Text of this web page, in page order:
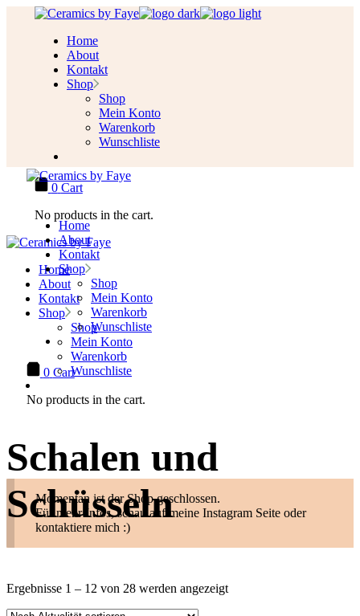
Home
About
Kontakt
Shop
Shop
Mein Konto
Warenkorb
Wunschliste
0 Cart
No products in the cart.
Home
About
Kontakt
Shop
Shop
Mein Konto
Warenkorb
Wunschliste
Home
About
Kontakt
Shop
Shop
Mein Konto
Warenkorb
Wunschliste
0 Cart
No products in the cart.
Schalen und
Schüsseln
Momentan ist der Shop geschlossen.
Für mehr Infos, schau auf meine Instagram Seite oder
kontaktiere mich :)
Ergebnisse 1 – 12 von 28 werden angezeigtNach